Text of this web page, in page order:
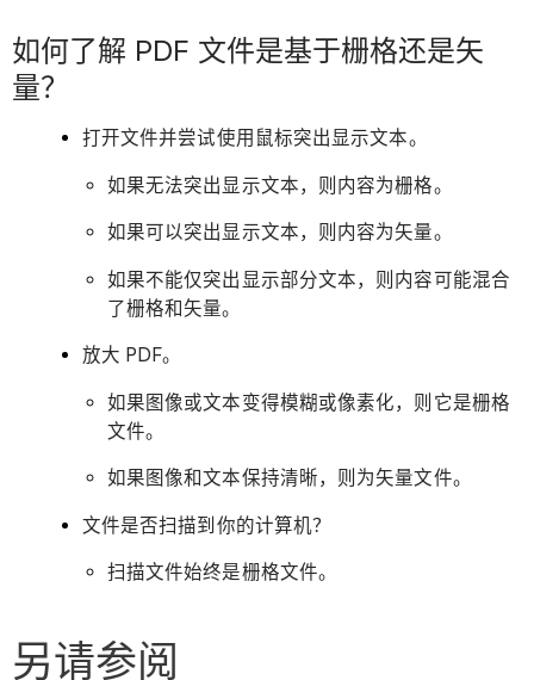
如何了解 PDF 文件是基于栅格还是矢
量？
打开文件并尝试使用鼠标突出显示文本。
如果无法突出显示文本，则内容为栅格。
如果可以突出显示文本，则内容为矢量。
如果不能仅突出显示部分文本，则内容可能混合
了栅格和矢量。
放大 PDF。
如果图像或文本变得模糊或像素化，则它是栅格
文件。
如果图像和文本保持清晰，则为矢量文件。
文件是否扫描到你的计算机？
扫描文件始终是栅格文件。
另请参阅